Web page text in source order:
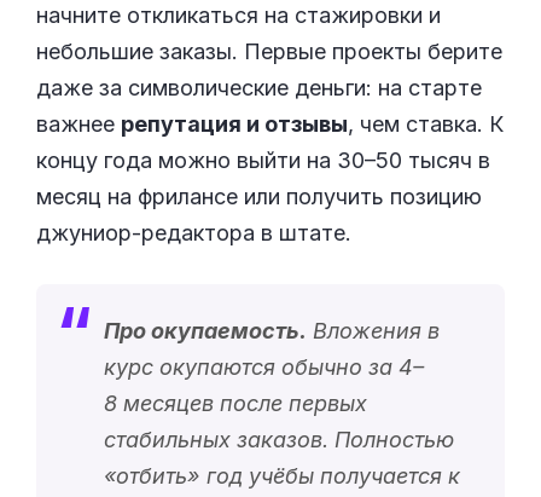
начните откликаться на стажировки и
небольшие заказы. Первые проекты берите
даже за символические деньги: на старте
важнее репутация и отзывы, чем ставка. К
концу года можно выйти на 30–50 тысяч в
месяц на фрилансе или получить позицию
джуниор-редактора в штате.
Про окупаемость. Вложения в
курс окупаются обычно за 4–
8 месяцев после первых
стабильных заказов. Полностью
«отбить» год учёбы получается к